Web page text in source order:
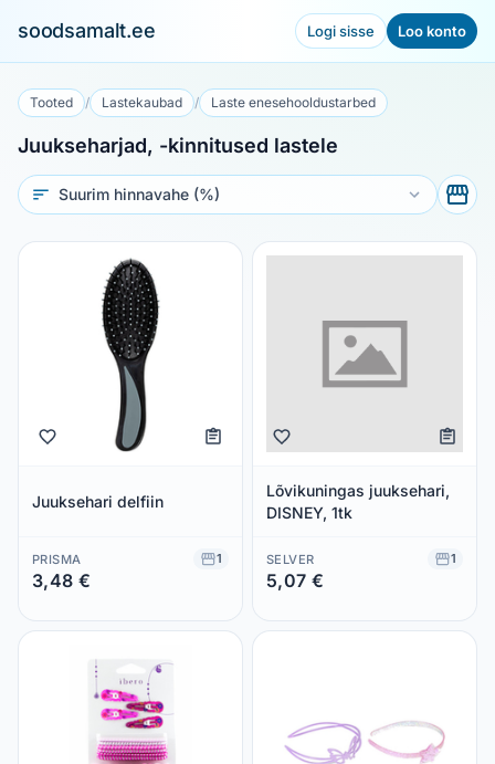
soodsamalt.ee Logi sisse Loo konto
Tooted / Lastekaubad / Laste enesehooldustarbed
Juukseharjad, -kinnitused lastele
Sorteeri
Juuksehari delfiin
PRISMA 1
3,48 €
Lõvikuningas juuksehari,
DISNEY, 1tk
SELVER 1
5,07 €